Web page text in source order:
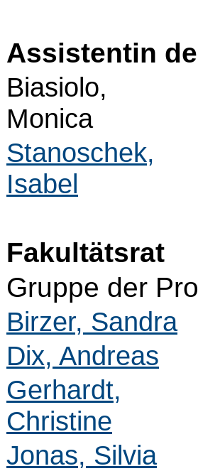
Assistentin
Biasiolo,
Monica
Stanoschek,
Isabel
Fakultätsrat
Gruppe der
Birzer, Sandra
Dix, Andreas
Gerhardt,
Christine
Jonas, Silvia